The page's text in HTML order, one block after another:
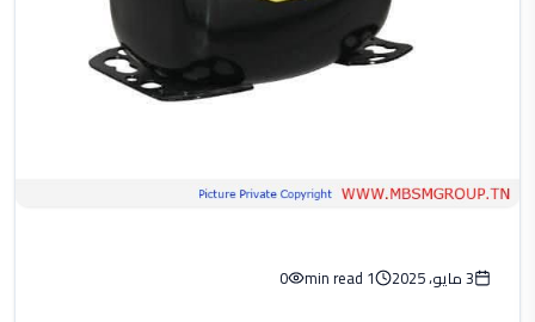
3 مايو، 2025 1 min read
0